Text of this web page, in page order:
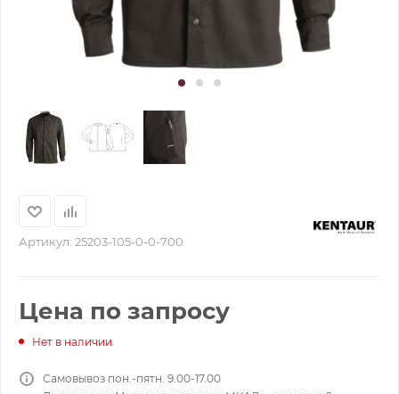
Артикул: 25203-105-0-0-700
Цена по запросу
Нет в наличии
Самовывоз пон.-пятн. 9.00-17.00